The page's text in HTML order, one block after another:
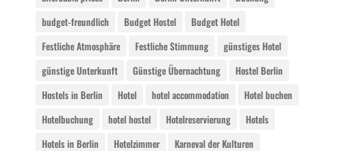
budget-freundlich
Budget Hostel
Budget Hotel
Festliche Atmosphäre
Festliche Stimmung
günstiges Hotel
günstige Unterkunft
Günstige Übernachtung
Hostel Berlin
Hostels in Berlin
Hotel hotel accommodation
Hotel buchen
Hotelbuchung
hotel hostel Hotelreservierung
Hotels
Hotels in Berlin
Hotelzimmer
Karneval der Kulturen